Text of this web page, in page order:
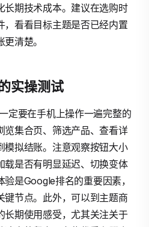
长期技术成本。建议在选购时
，看看目标主题是否已经内置
清楚。
实操测试
定要在手机上操作一遍完整的
览集合页、筛选产品、查看详
模拟结账。注意观察按钮大小
载是否有明显延迟、切换变体
是Google排名的重要因素，
键节点。此外，可以到主题商
长期使用感受，尤其关注关于